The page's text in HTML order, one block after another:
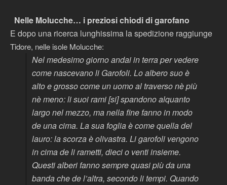
Nelle Molucche… i preziosi chiodi di garofano
E dopo una ricerca lunghissima la spedizione raggiunge
Tidore, nelle isole Molucche:
Nel medesimo giorno andai in terra per vedere
come nascevano li Garofoli. Lo albero suo è
alto e grosso come un uomo al traverso nè più
nè meno: li suoi rami [si] spandono alquanto
largo nel mezzo, ma nella fine fanno in modo
de una cima. La sua foglia è come quella del
lauro: la scorza è olivastra. Li garofoli vengono
in cima de li rametti, dieci o venti insieme.
Questi alberi fanno sempre quasi più da una
banda che de l’altra, secondo li tempi. Quando